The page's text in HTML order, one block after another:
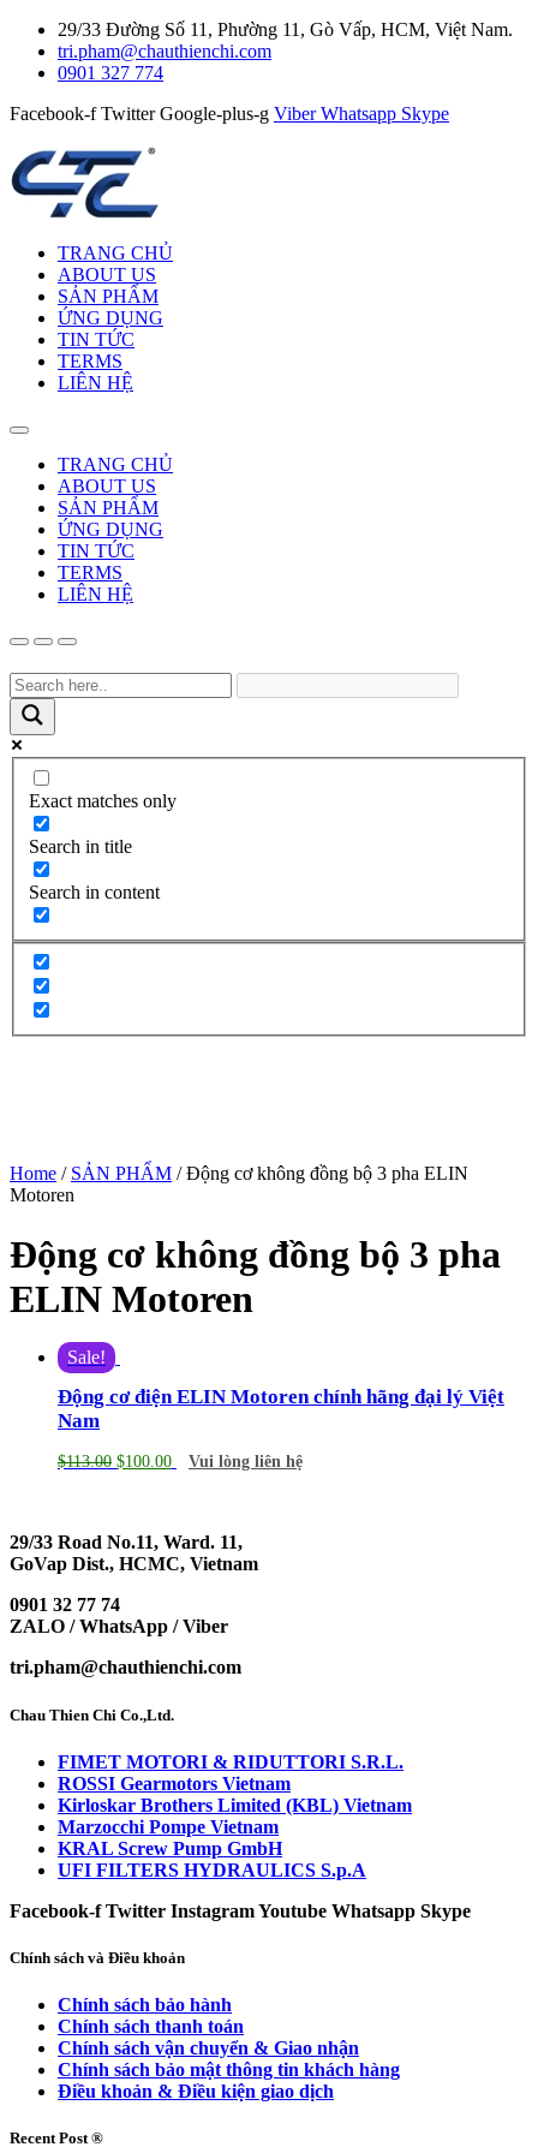
29/33 Đường Số 11, Phường 11, Gò Vấp, HCM, Việt Nam.
tri.pham@chauthienchi.com
0901 327 774
Facebook-f Twitter Google-plus-g Viber Whatsapp Skype
TRANG CHỦ
ABOUT US
SẢN PHẨM
ỨNG DỤNG
TIN TỨC
TERMS
LIÊN HỆ
TRANG CHỦ
ABOUT US
SẢN PHẨM
ỨNG DỤNG
TIN TỨC
TERMS
LIÊN HỆ
Exact matches only
Search in title
Search in content
Home / SẢN PHẨM / Động cơ không đồng bộ 3 pha ELIN
Motoren
Động cơ không đồng bộ 3 pha
ELIN Motoren
Sale!
Động cơ điện ELIN Motoren chính hãng đại lý Việt
Nam
$113.00 $100.00 Vui lòng liên hệ
29/33 Road No.11, Ward. 11,
GoVap Dist., HCMC, Vietnam
0901 32 77 74
ZALO / WhatsApp / Viber
tri.pham@chauthienchi.com
Chau Thien Chi Co.,Ltd.
FIMET MOTORI & RIDUTTORI S.R.L.
ROSSI Gearmotors Vietnam
Kirloskar Brothers Limited (KBL) Vietnam
Marzocchi Pompe Vietnam
KRAL Screw Pump GmbH
UFI FILTERS HYDRAULICS S.p.A
Facebook-f Twitter InstagramYoutube Whatsapp Skype
Chính sách và Điều khoản
Chính sách bảo hành
Chính sách thanh toán
Chính sách vận chuyển & Giao nhận
Chính sách bảo mật thông tin khách hàng
Điều khoản & Điều kiện giao dịch
Recent Post ®